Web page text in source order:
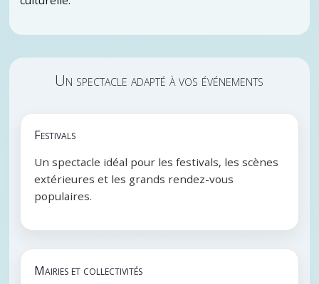
Un spectacle adapté à vos événements
Festivals
Un spectacle idéal pour les festivals, les scènes
extérieures et les grands rendez-vous
populaires.
Mairies et collectivités